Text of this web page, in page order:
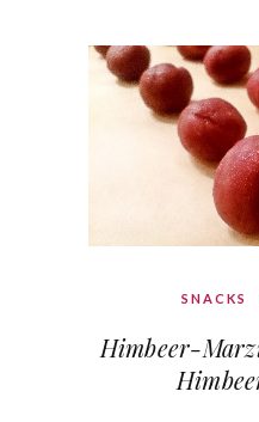
SNACKS
Himbeer-